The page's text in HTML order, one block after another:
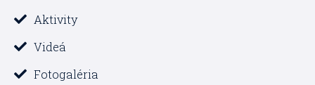
Aktivity
Videá
Fotogaléria